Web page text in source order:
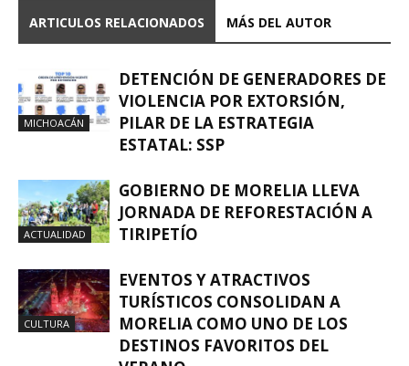
ARTICULOS RELACIONADOS MÁS DEL AUTOR
MICHOACÁN
DETENCIÓN DE GENERADORES DE
VIOLENCIA POR EXTORSIÓN,
PILAR DE LA ESTRATEGIA
ESTATAL: SSP
ACTUALIDAD
GOBIERNO DE MORELIA LLEVA
JORNADA DE REFORESTACIÓN A
TIRIPETÍO
CULTURA
EVENTOS Y ATRACTIVOS
TURÍSTICOS CONSOLIDAN A
MORELIA COMO UNO DE LOS
DESTINOS FAVORITOS DEL